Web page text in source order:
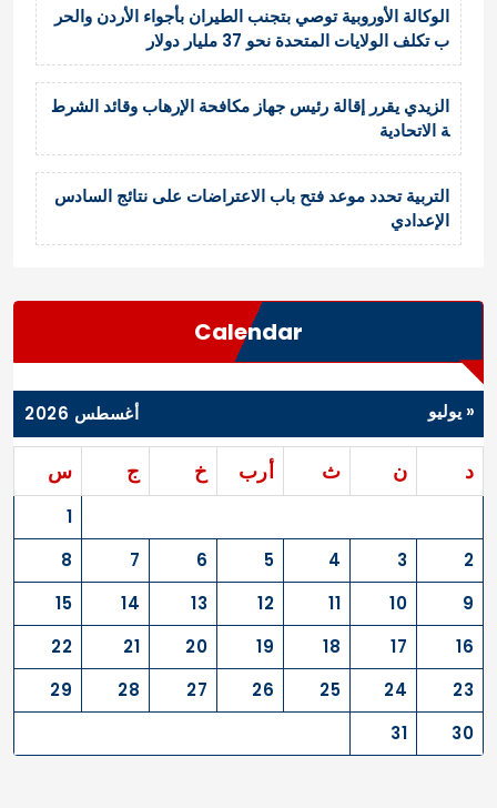
الوكالة الأوروبية توصي بتجنب الطيران بأجواء الأردن والحر
ب تكلف الولايات المتحدة نحو 37 مليار دولار
الزيدي يقرر إقالة رئيس جهاز مكافحة الإرهاب وقائد الشرط
ة الاتحادية
التربية تحدد موعد فتح باب الاعتراضات على نتائج السادس
الإعدادي
Calendar
أغسطس 2026
د ن ث أرب خ ج س
1
2
3
4
5
6
7
8
9
10
11
12
13
14
15
16
17
18
19
20
21
22
23
24
25
26
27
28
29
30
31
« يوليو